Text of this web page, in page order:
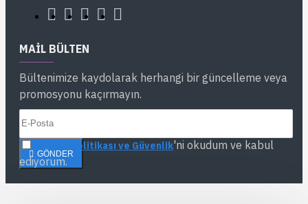
MAIL BÜLTEN
Bültenimize kaydolarak herhangi bir güncelleme veya
promosyonu kaçırmayın.
GÖNDER
Gizlilik Politikası ve Güvenlik'ni okudum ve kabul
ediyorum.